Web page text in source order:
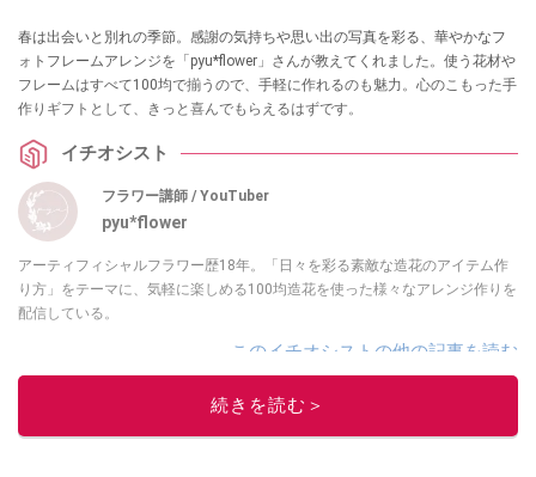
春は出会いと別れの季節。感謝の気持ちや思い出の写真を彩る、華やかなフ
ォトフレームアレンジを「pyu*flower」さんが教えてくれました。使う花材や
フレームはすべて100均で揃うので、手軽に作れるのも魅力。心のこもった手
作りギフトとして、きっと喜んでもらえるはずです。
イチオシスト
フラワー講師 / YouTuber
pyu*flower
アーティフィシャルフラワー歴18年。「日々を彩る素敵な造花のアイテム作
り方」をテーマに、気軽に楽しめる100均造花を使った様々なアレンジ作りを
配信している。
このイチオシストの他の記事を読む
続きを読む＞